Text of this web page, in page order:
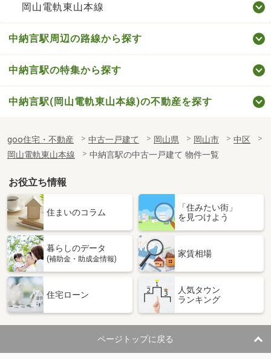
岡山電軌東山本線
中納言駅周辺の路線から探す
中納言駅の特集から探す
中納言駅(岡山電軌東山本線)の不動産を探す
goo住宅・不動産 中古一戸建て 岡山県 岡山市
中区
岡山電軌東山本線
中納言駅の中古一戸建て 物件一覧
お役立ち情報
住まいのコラム
「住みたい街」
を見つけよう
暮らしのデータ
(補助金・助成金情報)
家賃相場
住宅ローン
人気タウン
ランキング
ページトップに戻る